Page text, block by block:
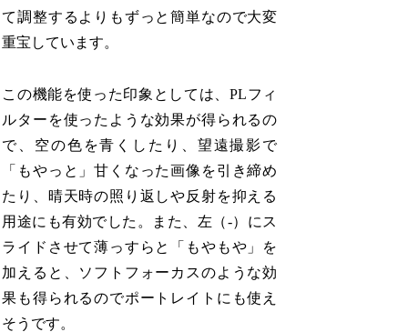
て調整するよりもずっと簡単なので大変
重宝しています。
この機能を使った印象としては、PLフィ
ルターを使ったような効果が得られるの
で、空の色を青くしたり、望遠撮影で
「もやっと」甘くなった画像を引き締め
たり、晴天時の照り返しや反射を抑える
用途にも有効でした。また、左（-）にス
ライドさせて薄っすらと「もやもや」を
加えると、ソフトフォーカスのような効
果も得られるのでポートレイトにも使え
そうです。